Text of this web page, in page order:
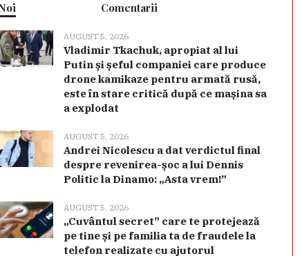
Comentarii
AUGUST 5, 2026
Vladimir Tkachuk, apropiat al lui
Putin și șeful companiei care produce
drone kamikaze pentru armată rusă,
este în stare critică după ce mașina sa
a explodat
AUGUST 5, 2026
Andrei Nicolescu a dat verdictul final
despre revenirea-șoc a lui Dennis
Politic la Dinamo: „Asta vrem!”
AUGUST 5, 2026
„Cuvântul secret” care te protejează
pe tine și pe familia ta de fraudele la
telefon realizate cu ajutorul